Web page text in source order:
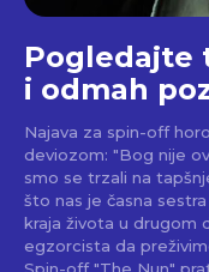
Pogledajte
i odmah
Najava za spin-off
deviozom: "Bog nije
smo se trzali na
što nas je časna
kraja života u drugom
egzorcista da